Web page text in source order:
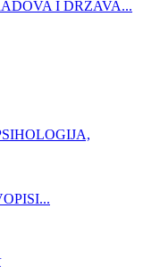
I DRŽAVA...